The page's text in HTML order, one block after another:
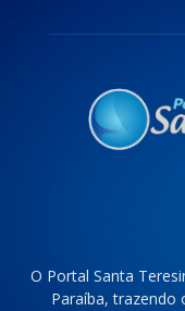
O Portal Santa
Paraíba, trazendo